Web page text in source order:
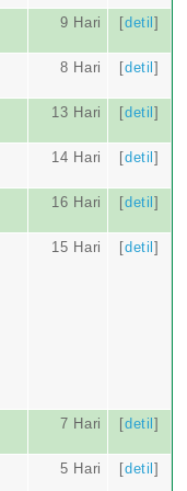
9 Hari [detil]
8 Hari [detil]
13 Hari [detil]
14 Hari [detil]
16 Hari [detil]
15 Hari [detil]
7 Hari [detil]
5 Hari [detil]